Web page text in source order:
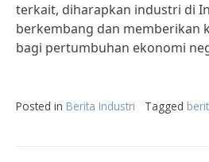
terkait, diharapkan industri di
berkembang dan memberikan
bagi pertumbuhan ekonomi
Posted in Berita Industri Tagged